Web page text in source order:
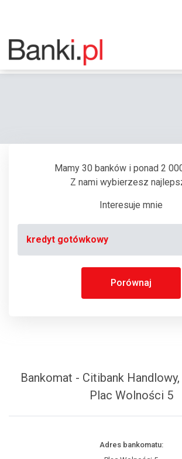
Strona główna
Bankomat Citibank Handlowy, Włocławek,
Mamy 30 banków i ponad 2
Z nami wybierzesz
Interesuje mnie
kredyt gotówkowy
Porównaj
Bankomat - Citibank Handlowy,
Plac Wolności 5
Adres bankomatu: